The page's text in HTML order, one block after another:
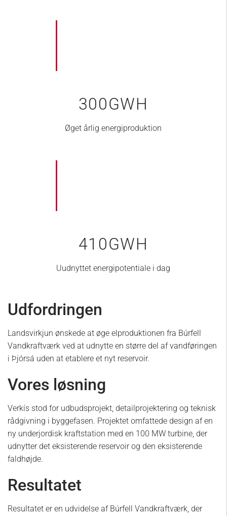
300GWH
Øget årlig energiproduktion
410GWH
Uudnyttet energipotentiale i dag
Udfordringen
Landsvirkjun ønskede at øge elproduktionen fra Búrfell
Vandkraftværk ved at udnytte en større del af vandføringen
i Þjórsá uden at etablere et nyt reservoir.
Vores løsning
Verkís stod for udbudsprojekt, detailprojektering og teknisk
rådgivning i byggefasen. Projektet omfattede design af en
ny underjordisk kraftstation med en 100 MW turbine, der
udnytter det eksisterende reservoir og den eksisterende
faldhøjde.
Resultatet
Resultatet er en udvidelse af Búrfell Vandkraftværk, der